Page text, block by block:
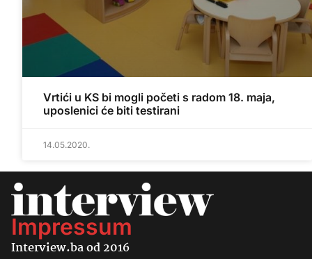
Vrtići u KS bi mogli početi s radom 18. maja,
uposlenici će biti testirani
14.05.2020.
Impressum
Interview.ba od 2016